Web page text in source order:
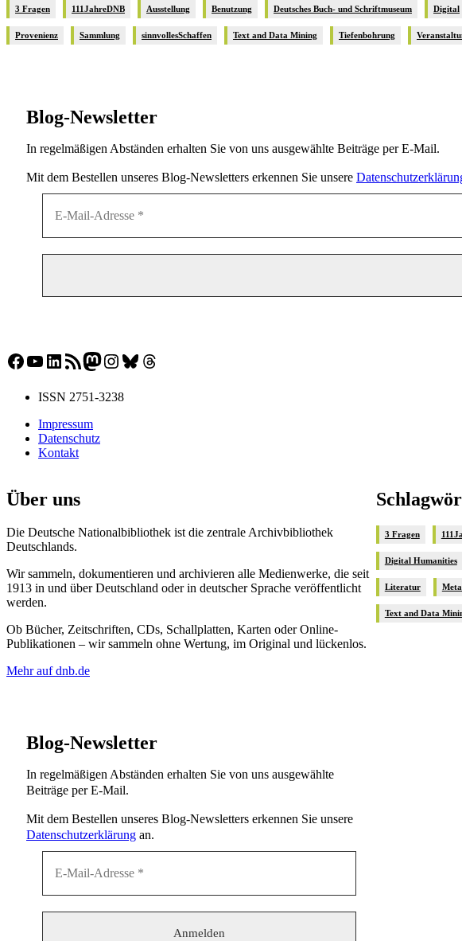
3 Fragen 111JahreDNB Ausstellung Benutzung Deutsches Buch- und Schriftmuseum Digital
Provenienz Sammlung sinnvollesSchaffen Text and Data Mining Tiefenbohrung
Blog-Newsletter
In regelmäßigen Abständen erhalten Sie von uns ausgewählte Beiträge per E-Mail.
Mit dem Bestellen unseres Blog-Newsletters erkennen Sie unsere
Facebook
YouTube
LinkedIn
RSS-FeedMastodon
Instagram
Bluesky
Threads
ISSN 2751-3238
Impressum
Datenschutz
Kontakt
Über uns
Die Deutsche Nationalbibliothek ist die zentrale Archivbibliothek
Deutschlands.
Wir sammeln, dokumentieren und archivieren alle Medienwerke, die seit
1913 in und über Deutschland oder in deutscher Sprache veröffentlicht
werden.
Ob Bücher, Zeitschriften, CDs, Schallplatten, Karten oder Online-
Publikationen – wir sammeln ohne Wertung, im Original und lückenlos.
Mehr auf dnb.de
Blog-Newsletter
In regelmäßigen Abständen erhalten Sie von uns ausgewählte
Beiträge per E-Mail.
Mit dem Bestellen unseres Blog-Newsletters erkennen Sie unsere
Datenschutzerklärung an.
3 Fragen
Digital Humanities
Literatur
Text and Data